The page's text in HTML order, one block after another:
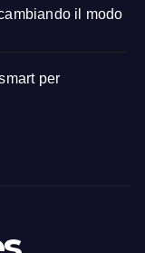
il modo
per